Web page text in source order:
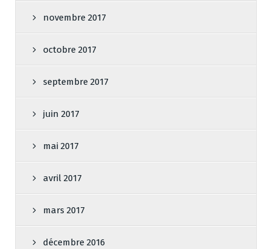
novembre 2017
octobre 2017
septembre 2017
juin 2017
mai 2017
avril 2017
mars 2017
décembre 2016